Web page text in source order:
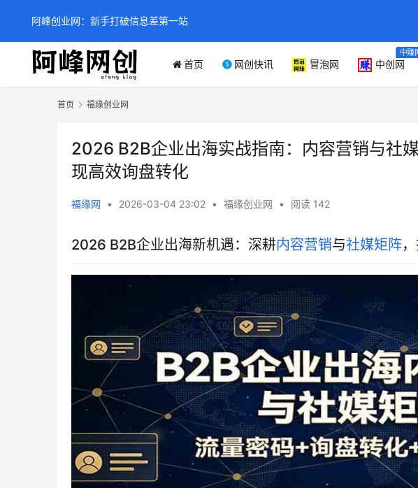
首页 网创快讯 冒泡网 中创网
中赚
首页 福缘创业网
2026 B2B企业出海实战指南：内容营销与社
现高效询盘转化
福缘网 • 2026-03-04 23:02 • 福缘创业网 • 阅读 142
2026 B2B企业出海新机遇：深耕内容营销与社媒矩阵
阿峰创业网：新手打破信息差第一站